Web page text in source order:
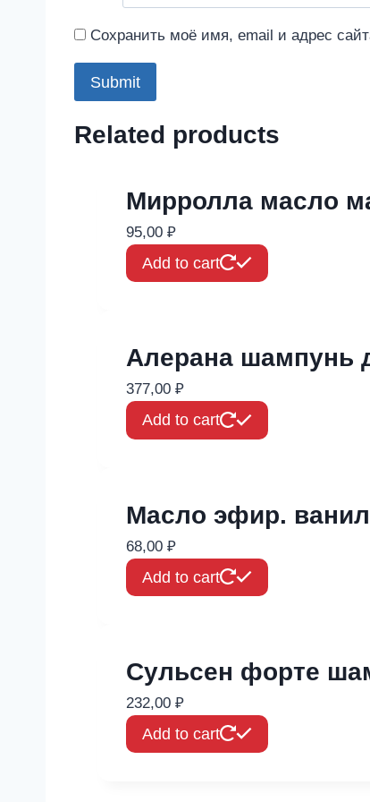
Сохранить моё имя, email и адрес
Related products
Мирролла масло
95,00 ₽
Add to cart
Алерана шампунь
377,00 ₽
Add to cart
Масло эфир.
68,00 ₽
Add to cart
Сульсен форте
232,00 ₽
Add to cart